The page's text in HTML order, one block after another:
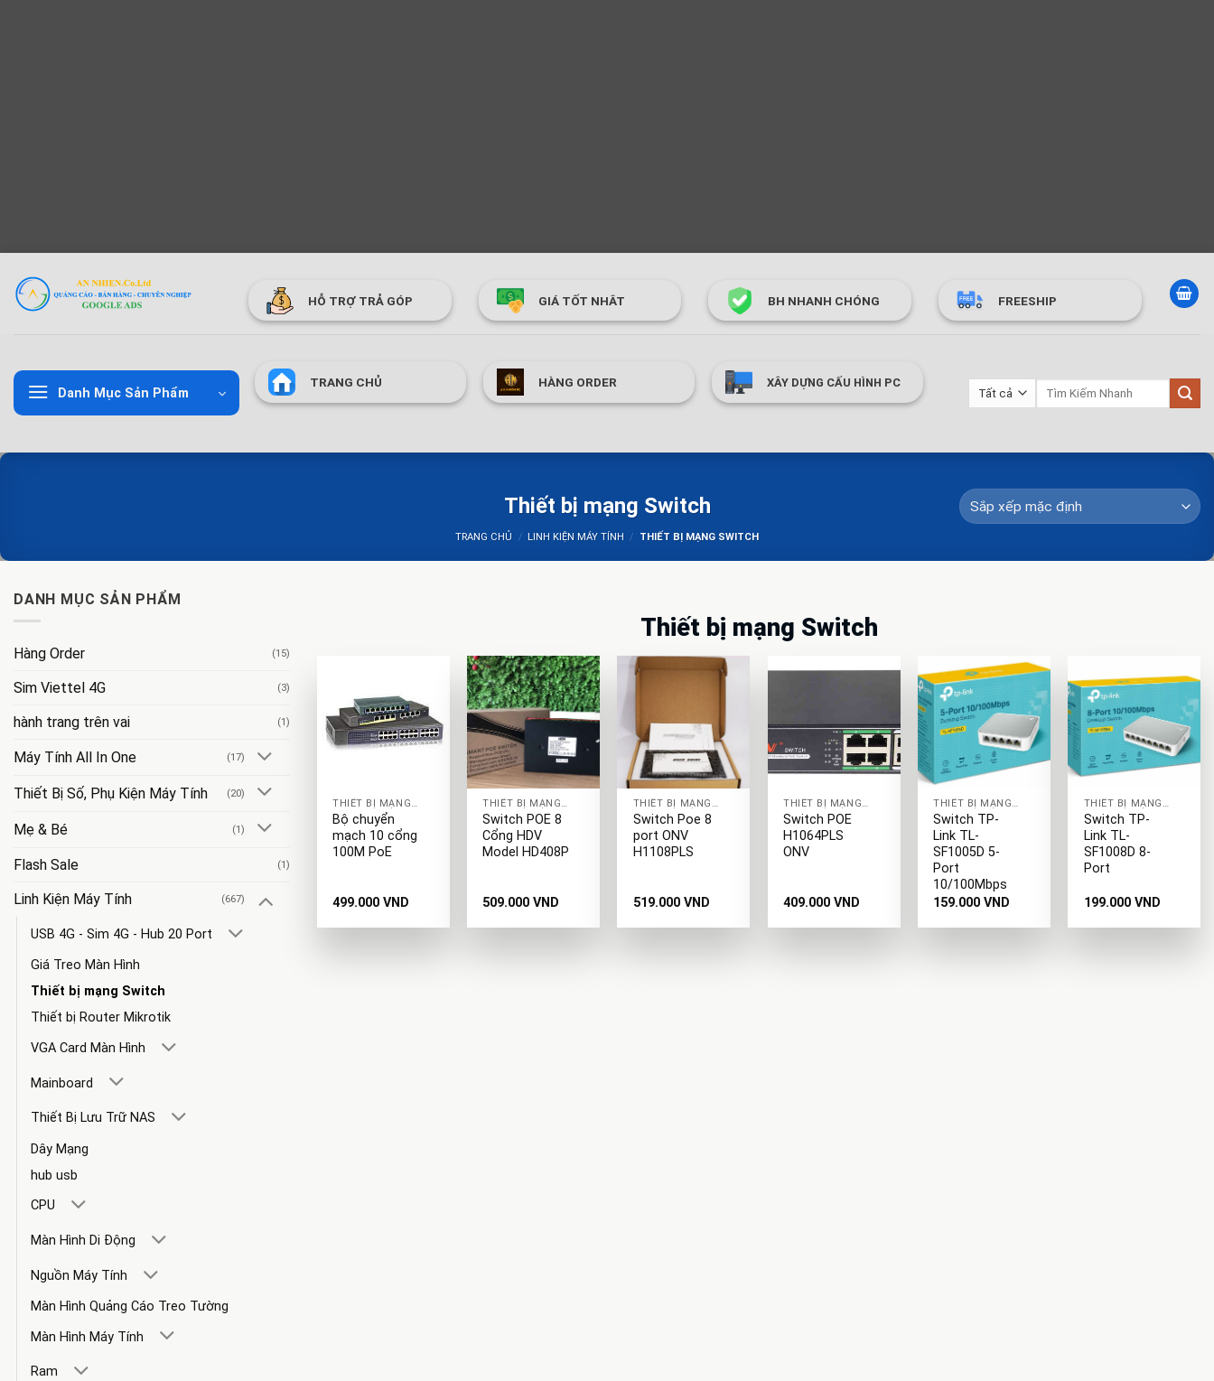
qua
HỖ TRỢ TRẢ GÓP GIÁ TỐT NHÂT BH NHANH CHÓNG FREESHIP
Danh Mục Sản Phẩm
TRANG CHỦ HÀNG ORDER XÂY DỰNG CẤU HÌNH PC
Thiết bị mạng Switch
TRANG CHỦ / LINH KIỆN MÁY TÍNH / THIẾT BỊ MẠNG SWITCH
DANH MỤC SẢN PHẨM
Hàng Order (15)
Sim Viettel 4G (3)
hành trang trên vai (1)
Máy Tính All In One (17)
Thiết Bị Số, Phụ Kiện Máy Tính (20)
Mẹ & Bé (1)
Flash Sale (1)
Linh Kiện Máy Tính (667)
USB 4G - Sim 4G - Hub 20 Port
Giá Treo Màn Hình
Thiết bị mạng Switch
Thiết bị Router Mikrotik
VGA Card Màn Hình
Mainboard
Thiết Bị Lưu Trữ NAS
Dây Mạng
hub usb
CPU
Màn Hình Di Động
Nguồn Máy Tính
Màn Hình Quảng Cáo Treo Tường
Màn Hình Máy Tính
Ram
Thiết bị mạng Switch
THIẾT BỊ MẠNG SWITCH
Bộ chuyển
mạch 10 cổng
100M PoE
499.000VND
+
THIẾT BỊ MẠNG SWITCH
Switch POE 8
Cổng HDV
Model HD408P
509.000VND
+
THIẾT BỊ MẠNG SWITCH
Switch Poe 8
port ONV
H1108PLS
519.000 VND
+
THIẾT BỊ MẠNG SWITCH
Switch POE
H1064PLS
ONV
409.000VND
+
THIẾT BỊ MẠNG SWITCH
Switch TP-
Link TL-
SF1005D 5-
Port
10/100Mbps
159.000VND
+
THIẾT BỊ MẠNG SWITCH
Switch TP-
Link TL-
SF1008D 8-
Port
199.000 VND